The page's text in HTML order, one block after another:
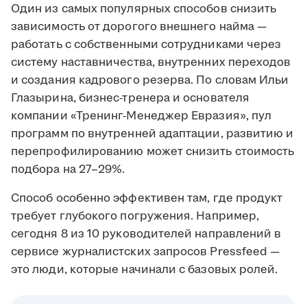
Один из самых популярных способов снизить
зависимость от дорогого внешнего найма —
работать с собственными сотрудниками через
систему наставничества, внутренних переходов
и создания кадрового резерва. По словам Ильи
Глазырина, бизнес-тренера и основателя
компании «Тренинг-Менеджер Евразия», пул
программ по внутренней адаптации, развитию и
перепрофилированию может снизить стоимость
подбора на 27–29%.
Способ особенно эффективен там, где продукт
требует глубокого погружения. Например,
сегодня 8 из 10 руководителей направлений в
сервисе журналистских запросов Pressfeed —
это люди, которые начинали с базовых ролей.